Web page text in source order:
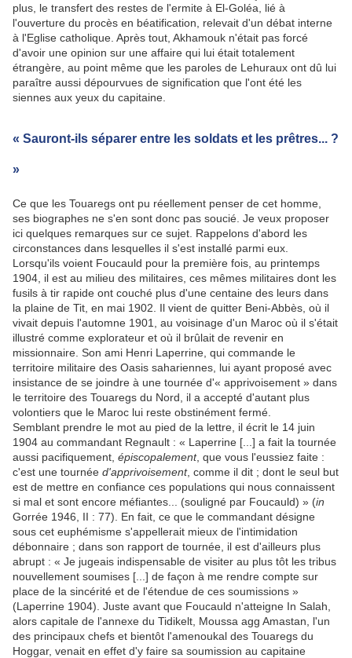
plus, le transfert des restes de l'ermite à El-Goléa, lié à
l'ouverture du procès en béatification, relevait d'un débat interne
à l'Eglise catholique. Après tout, Akhamouk n'était pas forcé
d'avoir une opinion sur une affaire qui lui était totalement
étrangère, au point même que les paroles de Lehuraux ont dû lui
paraître aussi dépourvues de signification que l'ont été les
siennes aux yeux du capitaine.
« Sauront-ils séparer entre les soldats et les prêtres... ?
»
Ce que les Touaregs ont pu réellement penser de cet homme,
ses biographes ne s'en sont donc pas soucié. Je veux proposer
ici quelques remarques sur ce sujet. Rappelons d'abord les
circonstances dans lesquelles il s'est installé parmi eux.
Lorsqu'ils voient Foucauld pour la première fois, au printemps
1904, il est au milieu des militaires, ces mêmes militaires dont les
fusils à tir rapide ont couché plus d'une centaine des leurs dans
la plaine de Tit, en mai 1902. Il vient de quitter Beni-Abbès, où il
vivait depuis l'automne 1901, au voisinage d'un Maroc où il s'était
illustré comme explorateur et où il brûlait de revenir en
missionnaire. Son ami Henri Laperrine, qui commande le
territoire militaire des Oasis sahariennes, lui ayant proposé avec
insistance de se joindre à une tournée d'« apprivoisement » dans
le territoire des Touaregs du Nord, il a accepté d'autant plus
volontiers que le Maroc lui reste obstinément fermé.
Semblant prendre le mot au pied de la lettre, il écrit le 14 juin
1904 au commandant Regnault : « Laperrine [...] a fait la tournée
aussi pacifiquement, épiscopalement, que vous l'eussiez faite :
c'est une tournée d'apprivoisement, comme il dit ; dont le seul but
est de mettre en confiance ces populations qui nous connaissent
si mal et sont encore méfiantes... (souligné par Foucauld) » (in
Gorrée 1946, II : 77). En fait, ce que le commandant désigne
sous cet euphémisme s'appellerait mieux de l'intimidation
débonnaire ; dans son rapport de tournée, il est d'ailleurs plus
abrupt : « Je jugeais indispensable de visiter au plus tôt les tribus
nouvellement soumises [...] de façon à me rendre compte sur
place de la sincérité et de l'étendue de ces soumissions »
(Laperrine 1904). Juste avant que Foucauld n'atteigne In Salah,
alors capitale de l'annexe du Tidikelt, Moussa agg Amastan, l'un
des principaux chefs et bientôt l'amenoukal des Touaregs du
Hoggar, venait en effet d'y faire sa soumission au capitaine